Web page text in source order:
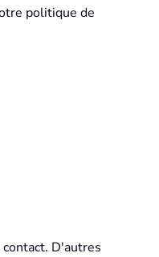
politique de
D'autres